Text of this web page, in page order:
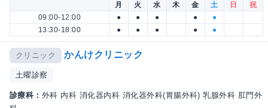
月 火 水 木 金 土 日
祝
09:00-12:00
● ● ● ●
●
13:30-18:00
● ● ● ● ●
クリニック かんけクリニック
土曜診察
診療科： 外科 内科 消化器内科 消化器外科(胃腸外科) 乳腺外科 肛門外